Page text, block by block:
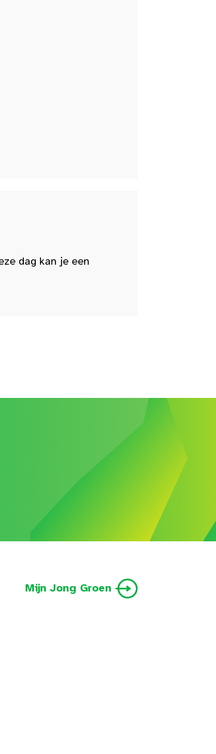
dag kan je een
Mijn Jong Groen